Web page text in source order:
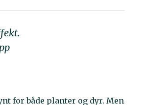
for både planter og dyr. Men